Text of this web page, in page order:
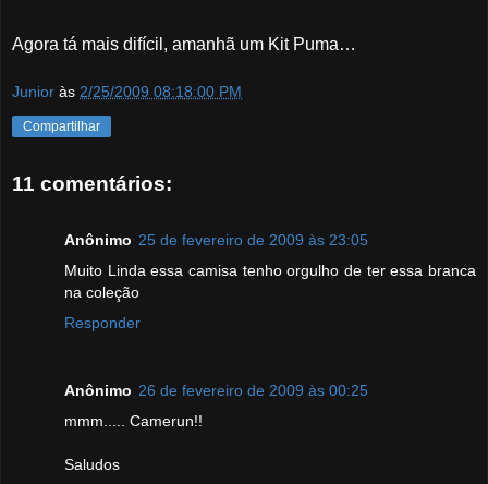
Agora tá mais difícil, amanhã um Kit Puma…
Junior às 2/25/2009 08:18:00 PM
Compartilhar
11 comentários:
Anônimo 25 de fevereiro de 2009 às 23:05
Muito Linda essa camisa tenho orgulho de ter essa branca
na coleção
Responder
Anônimo 26 de fevereiro de 2009 às 00:25
mmm..... Camerun!!
Saludos